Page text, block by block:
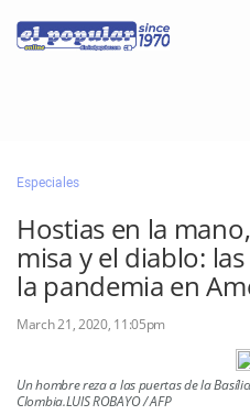
Classifieds
Categorías
Iniciar sesión con
Especiales
Hostias en la
misa y el diablo:
la pandemia en
March 21, 2020, 11:05pm
Un hombre reza a las puertas de la
Clombia.LUIS ROBAYO / AFP